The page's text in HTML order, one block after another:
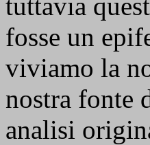
fosse un
viviamo la
nostra fonte
analisi